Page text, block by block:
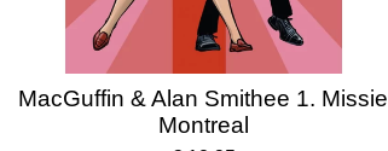
MacGuffin & Alan Smithee 1. Missie
Montreal